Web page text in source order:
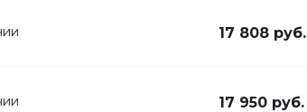
17 808 руб.
17 950 руб.